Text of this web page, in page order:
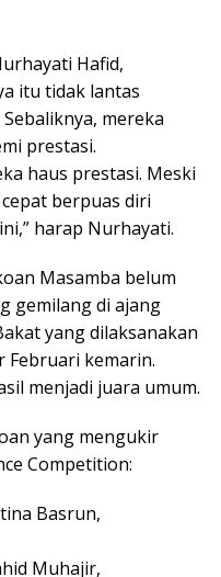
Hafid,
itu tidak lantas
mereka
prestasi.
haus prestasi. Meski
berpuas diri
harap Nurhayati.
Masamba belum
gemilang di ajang
yang dilaksanakan
Februari kemarin.
menjadi juara umum.
yang mengukir
Competition:
Basrun,
Muhajir,